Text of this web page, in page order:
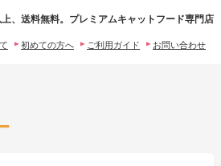
、送料無料。プレミアムキャットフード専門店
お問い合わせ
ご利用ガイド
初めての方へ